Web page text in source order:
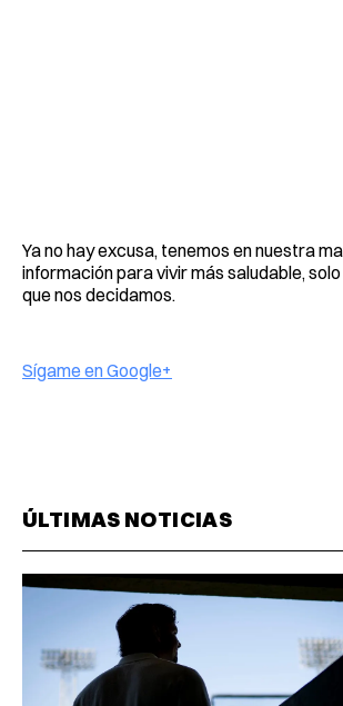
Ya no hay excusa, tenemos en nuestra
información para vivir más saludable,
que nos decidamos.
Sígame en Google+
ÚLTIMAS NOTICIAS